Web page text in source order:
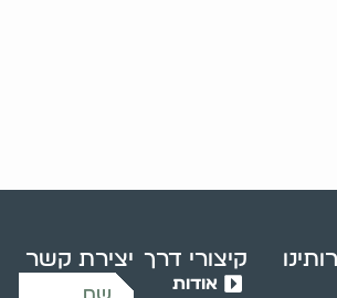
קיצורי דרך
אודות
יצירת קשר